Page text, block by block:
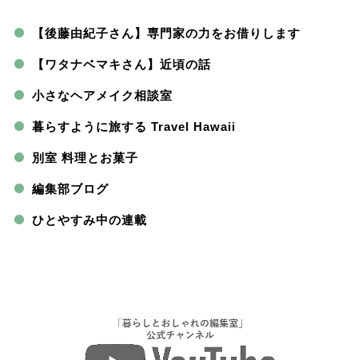
【後藤由紀子さん】専門家の力をお借りします
【ワタナベマキさん】近頃の話
小さなヘアメイク相談室
暮らすように旅する Travel Hawaii
別室 料理とお菓子
編集部ブログ
ひとやすみ中の連載